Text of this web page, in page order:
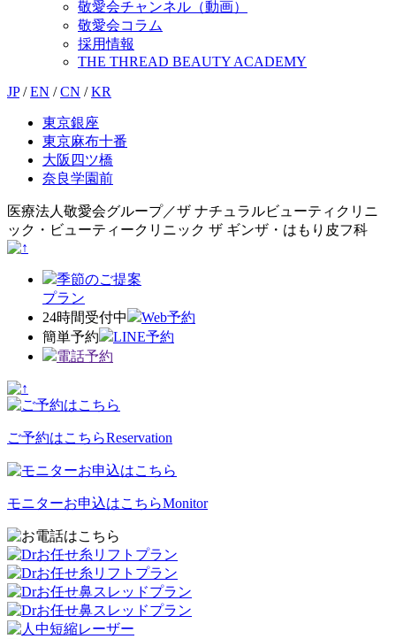
敬愛会チャンネル（動画）
敬愛会コラム
採用情報
THE THREAD BEAUTY ACADEMY
JP / EN / CN / KR
東京銀座
東京麻布十番
大阪四ツ橋
奈良学園前
医療法人敬愛会グループ／ザ ナチュラルビューティクリニ
ック・ビューティークリニック ザ ギンザ・はもり皮フ科
季節のご提案
プラン
24時間受付中
Web予約
簡単予約
LINE予約
電話予約
ご予約はこちらReservation
モニターお申込はこちらMonitor